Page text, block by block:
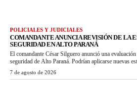
POLICIALES Y JUDICIALES
COMANDANTE ANUNCIA REVISIÓN DE LA
SEGURIDAD EN ALTO PARANÁ
El comandante César Silguero anunció una
seguridad de Alto Paraná. Podrían aplicarse nuevas
7 de agosto de 2026